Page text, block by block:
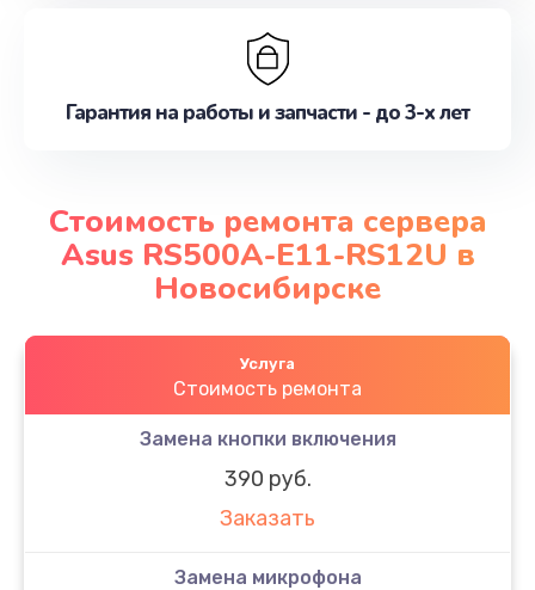
Гарантия на работы и запчасти - до 3-х лет
Стоимость ремонта сервера
Asus RS500A-E11-RS12U в
Новосибирске
Услуга
Стоимость ремонта
Замена кнопки включения
390 руб.
Заказать
Замена микрофона